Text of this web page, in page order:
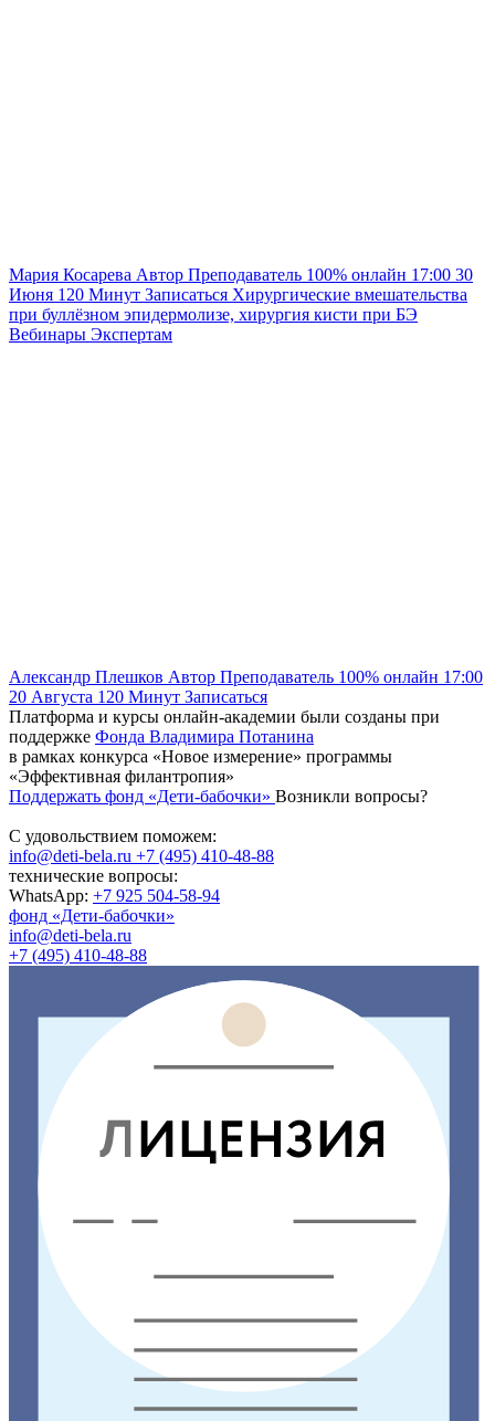
Мария Косарева Автор Преподаватель 100% онлайн 17:00 30
Июня 120 Минут Записаться Хирургические вмешательства
при буллёзном эпидермолизе, хирургия кисти при БЭ
Вебинары Экспертам
Александр Плешков Автор Преподаватель 100% онлайн 17:00
20 Августа 120 Минут Записаться
Платформа и курсы онлайн-академии были созданы при
поддержке Фонда Владимира Потанина
в рамках конкурса «Новое измерение» программы
«Эффективная филантропия»
Поддержать фонд «Дети-бабочки» Возникли вопросы?
С удовольствием поможем:
info@deti-bela.ru +7 (495) 410-48-88
технические вопросы:
WhatsApp: +7 925 504-58-94
фонд «Дети-бабочки»
info@deti-bela.ru
+7 (495) 410-48-88